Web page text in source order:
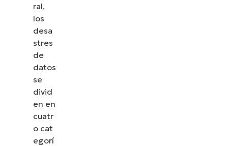
ral,
los
desa
stres
de
datos
se
divid
en en
cuatr
o cat
egorí